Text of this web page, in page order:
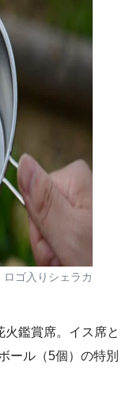
ゴ入りシェラカ
火鑑賞席。イス席と
ール（5個）の特別